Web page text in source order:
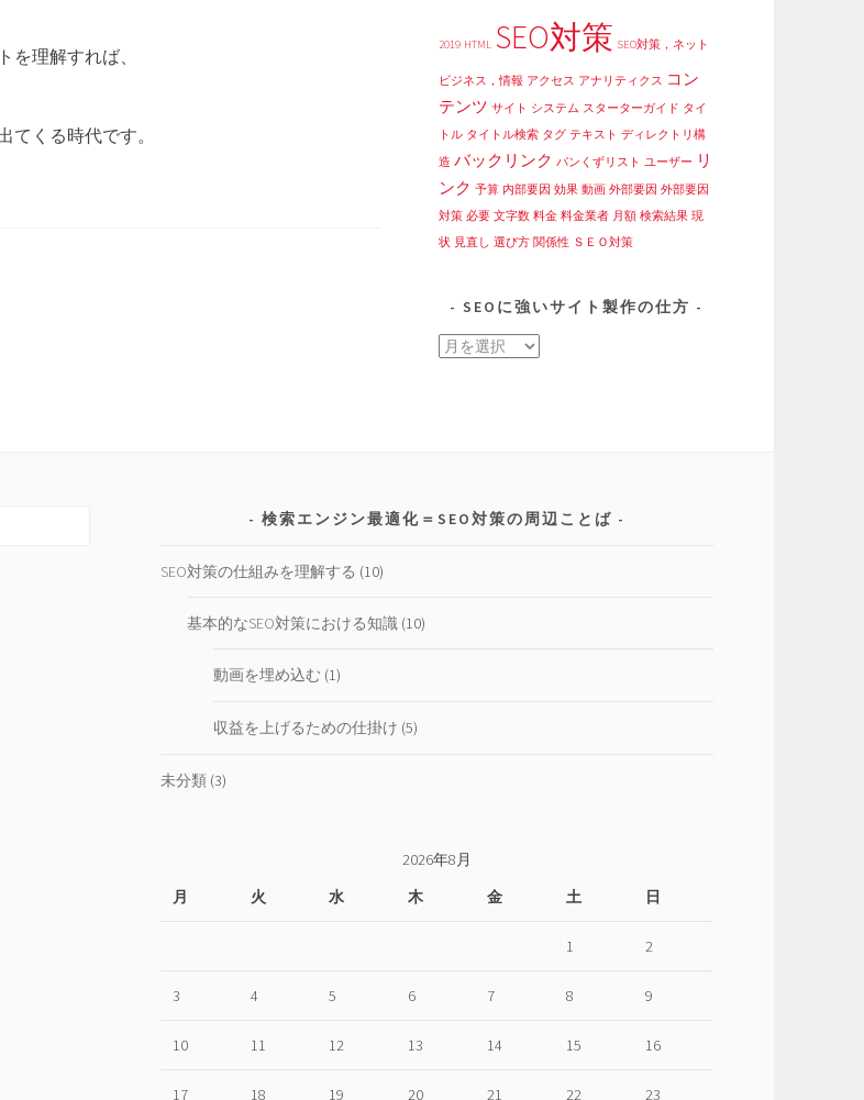
を理解すれば、
てくる時代です。
2019 HTML SEO対策 SEO対策，ネット
ビジネス，情報 アクセス アナリティクス コン
テンツ サイト システム スターターガイド タイ
トル タイトル検索 タグ テキスト ディレクトリ構
造 バックリンク パンくずリスト ユーザー リ
ンク 予算 内部要因 効果 動画 外部要因 外部要因
対策 必要 文字数 料金 料金業者 月額 検索結果 現
状 見直し 選び方 関係性 ＳＥＯ対策
SEOに強いサイト製作の仕方
SEO
製
検索エンジン最適化＝SEO対策の周辺ことば
SEO対策の仕組みを理解する (10)
基本的なSEO対策における知識 (10)
動画を埋め込む (1)
収益を上げるための仕掛け (5)
未分類 (3)
2026年8月
月
火 水 木 金 土 日
1 2
3 4 5 6 7 8 9
10 11 12 13 14 15 16
17 18 19 20 21 22 23